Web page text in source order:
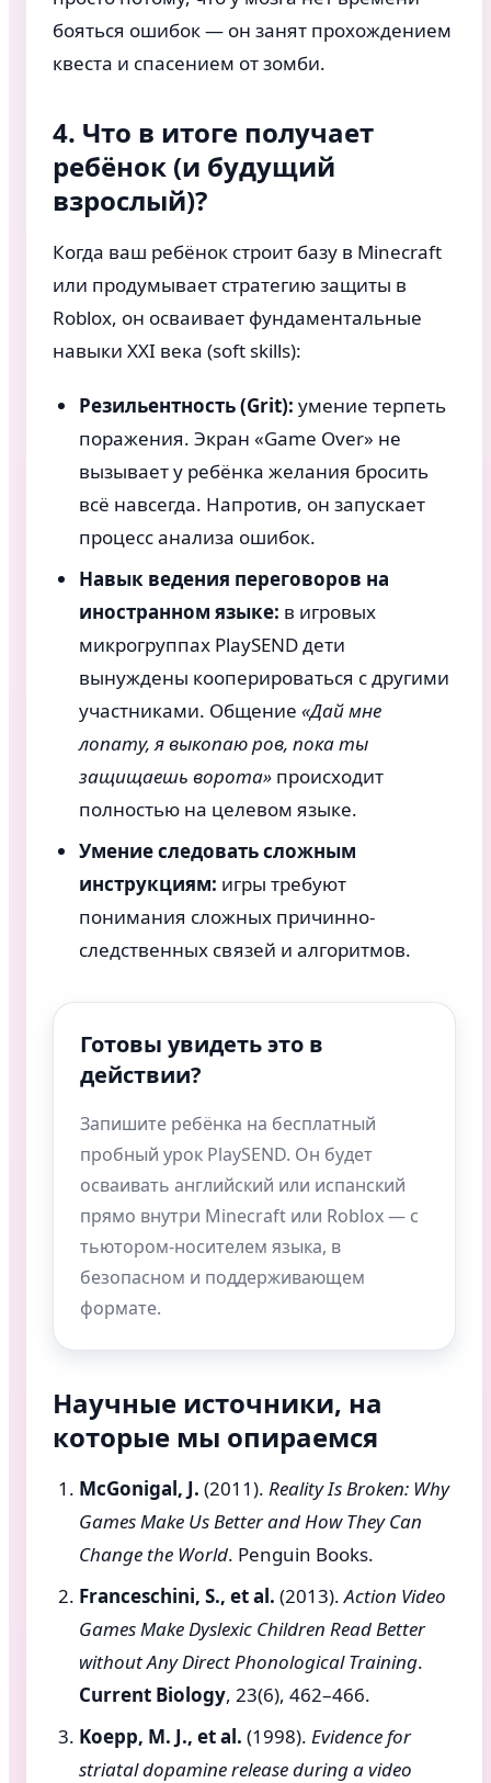
бояться ошибок — он занят прохождением
квеста и спасением от зомби.
4. Что в итоге получает
ребёнок (и будущий
взрослый)?
Когда ваш ребёнок строит базу в Minecraft
или продумывает стратегию защиты в
Roblox, он осваивает фундаментальные
навыки XXI века (soft skills):
Резильентность (Grit): умение терпеть
поражения. Экран «Game Over» не
вызывает у ребёнка желания бросить
всё навсегда. Напротив, он запускает
процесс анализа ошибок.
Навык ведения переговоров на
иностранном языке: в игровых
микрогруппах PlaySEND дети
вынуждены кооперироваться с другими
участниками. Общение «Дай мне
лопату, я выкопаю ров, пока ты
защищаешь ворота» происходит
полностью на целевом языке.
Умение следовать сложным
инструкциям: игры требуют
понимания сложных причинно-
следственных связей и алгоритмов.
Готовы увидеть это в
действии?
Запишите ребёнка на бесплатный
пробный урок PlaySEND. Он будет
осваивать английский или испанский
прямо внутри Minecraft или Roblox — с
тьютором-носителем языка, в
безопасном и поддерживающем
формате.
Научные источники, на
которые мы опираемся
McGonigal, J. (2011). Reality Is Broken: Why
Games Make Us Better and How They Can
Change the World. Penguin Books.
Franceschini, S., et al. (2013).Action Video
Games Make Dyslexic Children Read Better
without Any Direct Phonological Training.
Current Biology, 23(6), 462–466.
Koepp, M. J., et al. (1998). Evidence for
striatal dopamine release during a video